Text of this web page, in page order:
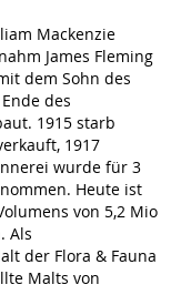
Mackenzie
James Fleming
dem Sohn des
des
1915 starb
1917
wurde für 3
Heute ist
von 5,2 Mio
Als
der Flora & Fauna
Malts von